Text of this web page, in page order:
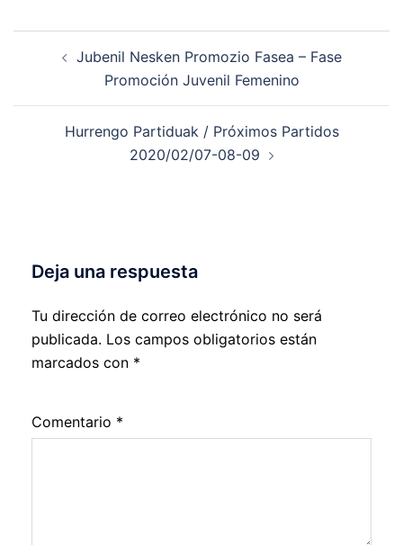
entradas
Jubenil Nesken Promozio Fasea – Fase
Promoción Juvenil Femenino
Hurrengo Partiduak / Próximos Partidos
2020/02/07-08-09
Deja una respuesta
Tu dirección de correo electrónico no será
publicada. Los campos obligatorios están
marcados con *
Comentario *